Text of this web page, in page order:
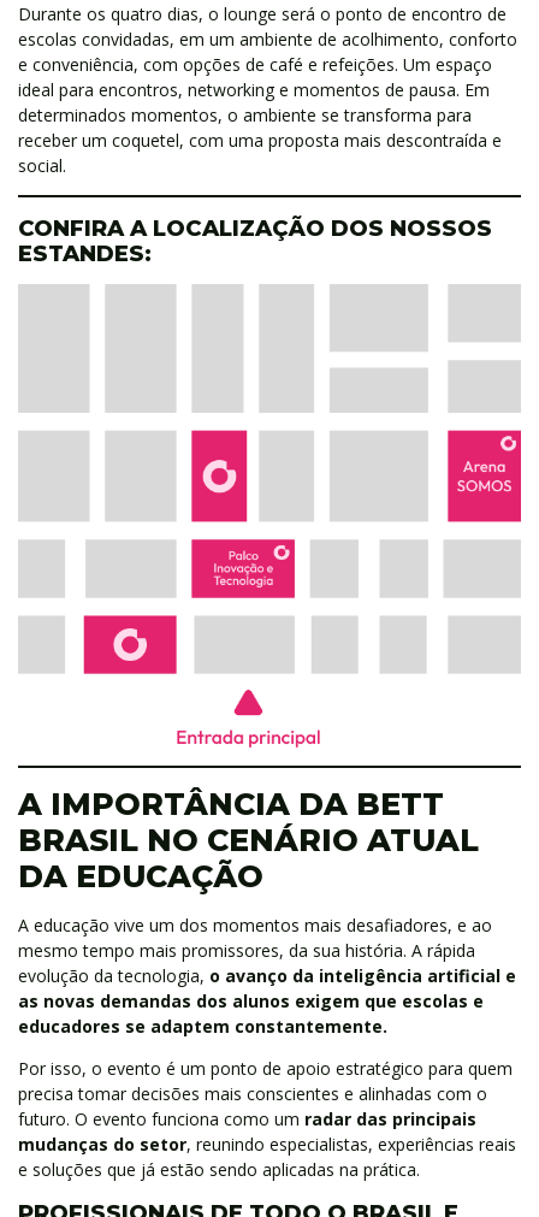
Durante os quatro dias, o lounge será o ponto de encontro de
escolas convidadas, em um ambiente de acolhimento, conforto
e conveniência, com opções de café e refeições. Um espaço
ideal para encontros, networking e momentos de pausa. Em
determinados momentos, o ambiente se transforma para
receber um coquetel, com uma proposta mais descontraída e
social.
CONFIRA A LOCALIZAÇÃO DOS NOSSOS
ESTANDES:
A IMPORTÂNCIA DA BETT
BRASIL NO CENÁRIO ATUAL
DA EDUCAÇÃO
A educação vive um dos momentos mais desafiadores, e ao
mesmo tempo mais promissores, da sua história. A rápida
evolução da tecnologia, o avanço da inteligência artificial e
as novas demandas dos alunos exigem que escolas e
educadores se adaptem constantemente.
Por isso, o evento é um ponto de apoio estratégico para quem
precisa tomar decisões mais conscientes e alinhadas com o
futuro. O evento funciona como um radar das principais
mudanças do setor, reunindo especialistas, experiências reais
e soluções que já estão sendo aplicadas na prática.